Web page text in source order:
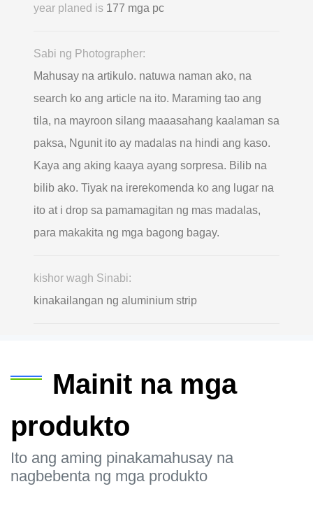
year planed is 177 mga pc
Sabi ng Photographer:
Mahusay na artikulo. natuwa naman ako, na
search ko ang article na ito. Maraming tao ang
tila, na mayroon silang maaasahang kaalaman sa
paksa, Ngunit ito ay madalas na hindi ang kaso.
Kaya ang aking kaaya ayang sorpresa. Bilib na
bilib ako. Tiyak na irerekomenda ko ang lugar na
ito at i drop sa pamamagitan ng mas madalas,
para makakita ng mga bagong bagay.
kishor wagh Sinabi:
kinakailangan ng aluminium strip
Mainit na mga
produkto
Ito ang aming pinakamahusay na
nagbebenta ng mga produkto